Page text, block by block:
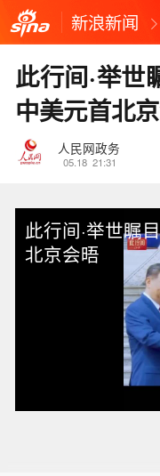
新浪新闻
此行间·举世
中美元首北
人民网政务
05.18 21:31
此行间·举世瞩
北京会晤